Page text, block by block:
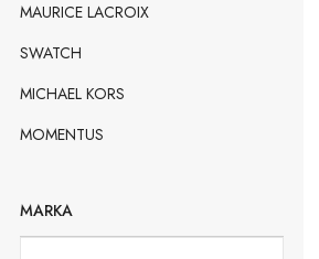
MAURICE LACROIX
SWATCH
MICHAEL KORS
MOMENTUS
PACOMARINE
MARKA